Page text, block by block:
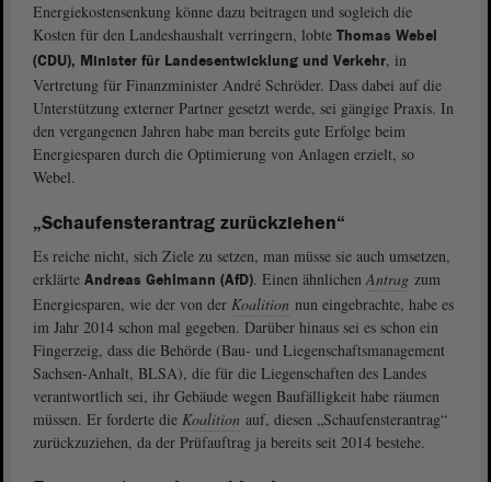
Energiekostensenkung könne dazu beitragen und sogleich die
Kosten für den Landeshaushalt verringern, lobte Thomas Webel
(CDU), Minister für Landesentwicklung und Verkehr, in
Vertretung für Finanzminister André Schröder. Dass dabei auf die
Unterstützung externer Partner gesetzt werde, sei gängige Praxis. In
den vergangenen Jahren habe man bereits gute Erfolge beim
Energiesparen durch die Optimierung von Anlagen erzielt, so
Webel.
„Schaufensterantrag zurückziehen“
Es reiche nicht, sich Ziele zu setzen, man müsse sie auch umsetzen,
erklärte Andreas Gehlmann (AfD). Einen ähnlichenAntrag zum
Energiesparen, wie der von der Koalition nun eingebrachte, habe es
im Jahr 2014 schon mal gegeben. Darüber hinaus sei es schon ein
Fingerzeig, dass die Behörde (Bau- und Liegenschaftsmanagement
Sachsen-Anhalt, BLSA), die für die Liegenschaften des Landes
verantwortlich sei, ihr Gebäude wegen Baufälligkeit habe räumen
müssen. Er forderte die Koalition auf, diesen „Schaufensterantrag“
zurückzuziehen, da der Prüfauftrag ja bereits seit 2014 bestehe.